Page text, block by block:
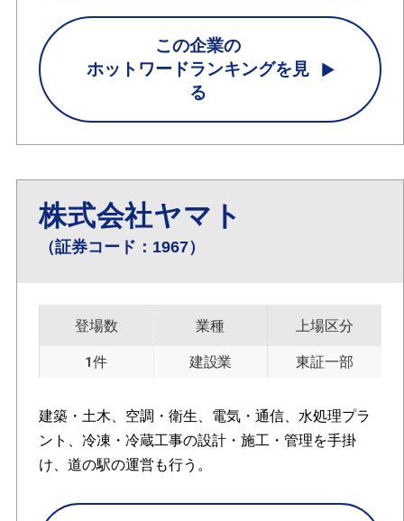
この企業の
ホットワードランキングを見
る
株式会社ヤマト
（証券コード：1967）
登場数
1件
業種
建設業
上場区分
東証一部
建築・土木、空調・衛生、電気・通信、水処理プラ
ント、冷凍・冷蔵工事の設計・施工・管理を手掛
け、道の駅の運営も行う。